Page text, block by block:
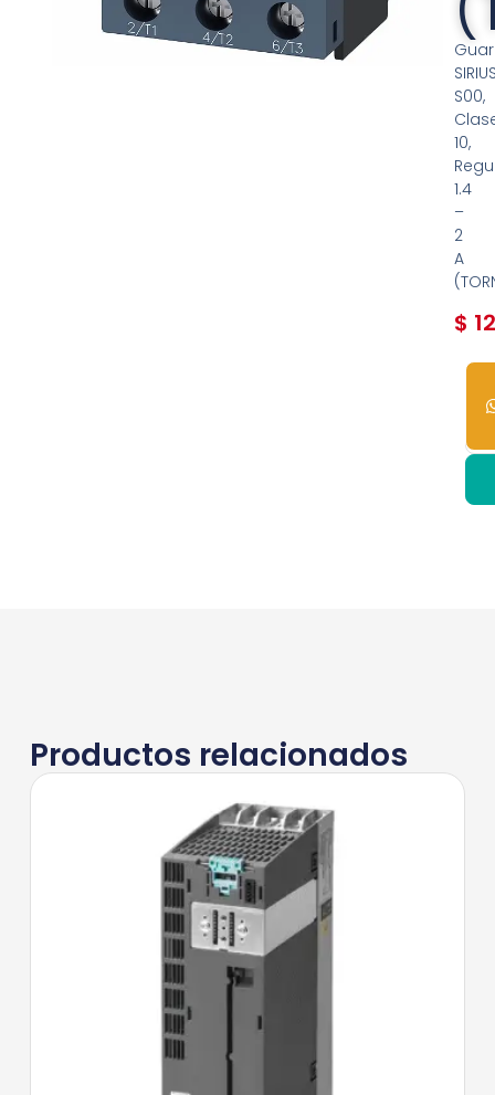
S00,
10,
1.4
–
2
A
$
5
Productos relacionados